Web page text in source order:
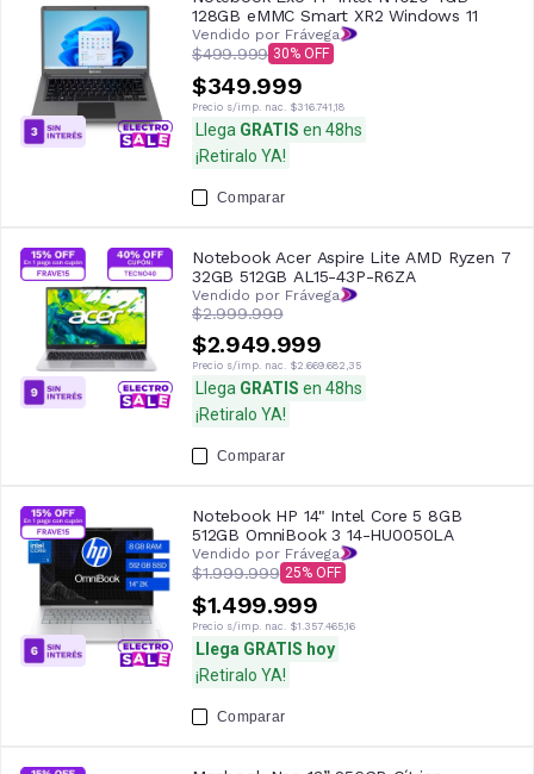
128GB eMMC Smart XR2 Windows 11
Vendido por Frávega
$499.999 30
$349.999
Precio s/imp. nac. $316.741,18
Llega GRATIS en 48hs
¡Retiralo YA!
Comparar
Notebook Acer Aspire Lite AMD Ryzen 7
32GB 512GB AL15-43P-R6ZA
Vendido por Frávega
$2.999.999
$2.949.999
Precio s/imp. nac. $2.669.682,35
Llega GRATIS en 48hs
¡Retiralo YA!
Comparar
Notebook HP 14" Intel Core 5 8GB
512GB OmniBook 3 14-HU0050LA
Vendido por Frávega
$1.999.999 25
$1.499.999
Precio s/imp. nac. $1.357.465,16
Llega GRATIS hoy
¡Retiralo YA!
Comparar